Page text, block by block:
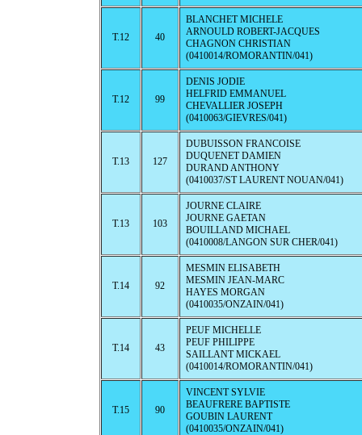
T.12 40
BLANCHET MICHELE
ARNOULD ROBERT-JACQUES
CHAGNON CHRISTIAN
(0410014/ROMORANTIN/041)
T.12 99
DENIS JODIE
HELFRID EMMANUEL
CHEVALLIER JOSEPH
(0410063/GIEVRES/041)
T.13 127
DUBUISSON FRANCOISE
DUQUENET DAMIEN
DURAND ANTHONY
(0410037/ST LAURENT NOUAN/041)
T.13 103
JOURNE CLAIRE
JOURNE GAETAN
BOUILLAND MICHAEL
(0410008/LANGON SUR CHER/041)
T.14 92
MESMIN ELISABETH
MESMIN JEAN-MARC
HAYES MORGAN
(0410035/ONZAIN/041)
T.14 43
PEUF MICHELLE
PEUF PHILIPPE
SAILLANT MICKAEL
(0410014/ROMORANTIN/041)
T.15 90
VINCENT SYLVIE
BEAUFRERE BAPTISTE
GOUBIN LAURENT
(0410035/ONZAIN/041)